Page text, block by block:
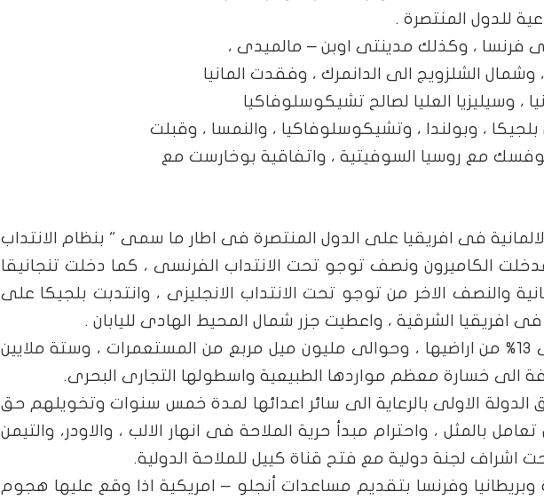
للدول المنتصرة .
فرنسا ، وكذلك مدينتى اوبن – مالميدى ،
الشلزويج الى الدانمرك ، وفقدت المانيا
، وسيليزيا العليا لصالح تشيكوسلوفاكيا
بلجيكا ، وبولندا ، وتشيكوسلوفاكيا ، والنمسا ، وقبلت
مع روسيا السوفيتية ، واتفاقية بوخارست مع
فى افريقيا على الدول المنتصرة فى اطار ما سمى " بنظام الانتداب
الكاميرون ونصف توجو تحت الانتداب الفرنسى ، كما دخلت تنجانيقا
والنصف الاخر من توجو تحت الانتداب الانجليزى ، وانتدبت بلجيكا على
افريقيا الشرقية ، واعطيت جزر شمال المحيط الهادى لليابان .
بذلك خسرت المانيا حوالى 13% من اراضيها ، وحوالى مليون ميل مربع من المستعمرات ، وستة ملايين
الى خسارة معظم مواردها الطبيعية واسطولها التجارى البحرى.
الدولة الاولى بالرعاية الى سائر اعدائها لمدة خمس سنوات وتخويلهم حق
بالمثل ، واحترام مبدأ حرية الملاحة فى انهار الالب ، والاودر، والتيمن
اشراف لجنة دولية مع فتح قناة كييل للملاحة الدولية.
وبريطانيا وفرنسا بتقديم مساعدات أنجلو – امريكية اذا وقع عليها هجوم